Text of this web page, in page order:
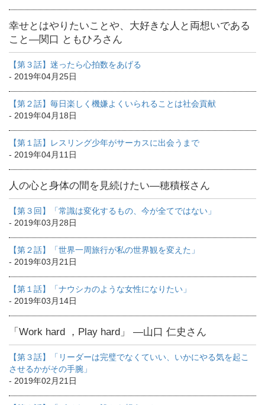
幸せとはやりたいことや、大好きな人と両想いである
こと―関口 ともひろさん
【第３話】迷ったら心拍数をあげる
- 2019年04月25日
【第２話】毎日楽しく機嫌よくいられることは社会貢献
- 2019年04月18日
【第１話】レスリング少年がサーカスに出会うまで
- 2019年04月11日
人の心と身体の間を見続けたい―穂積桜さん
【第３回】「常識は変化するもの、今が全てではない」
- 2019年03月28日
【第２話】「世界一周旅行が私の世界観を変えた」
- 2019年03月21日
【第１話】「ナウシカのような女性になりたい」
- 2019年03月14日
「Work hard ，Play hard」 ―山口 仁史さん
【第３話】「リーダーは完璧でなくていい、いかにやる気を起こ
させるかがその手腕」
- 2019年02月21日